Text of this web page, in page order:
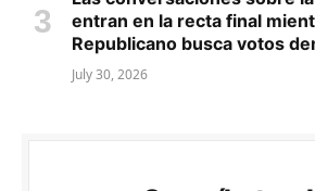
entran en la recta final
Republicano busca votos
July 30, 2026